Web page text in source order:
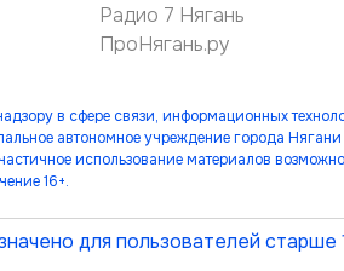
Радио 7 Нягань
ПроНягань.ру
в сфере связи, информационных
автономное учреждение города
использование материалов возможно
16+.
для пользователей старше